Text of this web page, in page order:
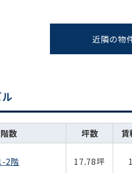
近隣の物
階数 坪数 賃
2階 17.78坪